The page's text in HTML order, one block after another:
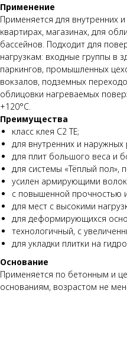
Применение
Применяется для внутренних
квартирах, магазинах, для
бассейнов. Подходит для
нагрузкам: входные группы в
паркингов, промышленных
вокзалов, подземных
облицовки нагреваемых
+120°C.
Преимущества
класс клея С2 ТЕ;
для внутренних и наружных
для плит большого веса и
для системы «Тёплый пол»,
усилен армирующими
с повышенной прочностью
для мест с высокими
для деформирующихся
технологичный, с
для укладки плитки на
Основание
Применяется по бетонным и
основаниям, возрастом не